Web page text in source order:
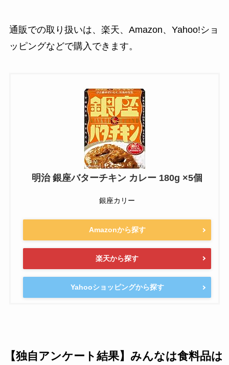
通販での取り扱いは、楽天、Amazon、Yahoo!ショ
ッピングなどで購入できます。
明治 銀座バターチキン カレー 180g ×5個
銀座カリー
Amazonから探す
楽天から探す
Yahooショッピングから探す
【独自アンケート結果】みんなは食料品は